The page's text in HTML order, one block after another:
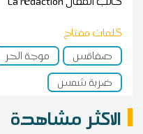
كلمات مفتاح
صفاقس
موجة الحر
ضربة شمس
الاكثر مشاهدة